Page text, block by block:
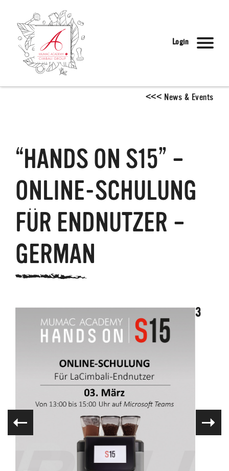
Login
<<< News & Events
“HANDS ON S15” –
ONLINE-SCHULUNG
FÜR ENDNUTZER –
GERMAN
3